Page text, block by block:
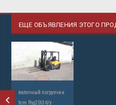
ЕЩЕ ОБЪЯВЛЕНИЯ ЭТОГО
вилочный погрузчик
tcm fhg25t3 б/у